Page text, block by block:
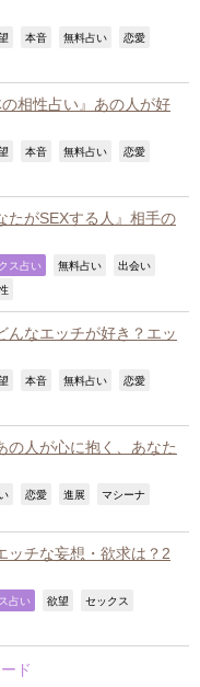
本音 無料占い 恋愛
相性占い』あの人が好
本音 無料占い 恋愛
たがSEXする人』相手の
ス占い 無料占い 出会い
んなエッチが好き？エッ
本音 無料占い 恋愛
の人が心に抱く、あなた
恋愛 進展 マシーナ
ッチな妄想・欲求は？2
占い 欲望 セックス
ド